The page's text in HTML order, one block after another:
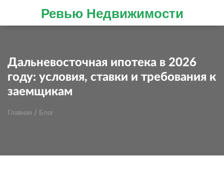
Ревью Недвижимости
Дальневосточная ипотека в 2026
году: условия, ставки и требования к
заемщикам
Главная / Блог